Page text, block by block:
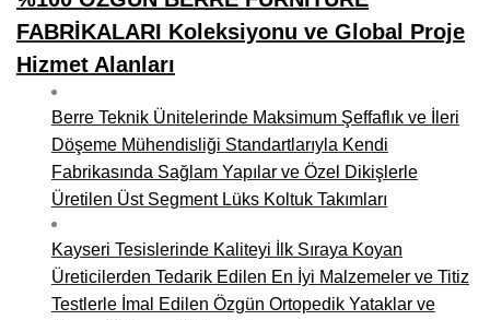
FABRİKALARI Koleksiyonu ve Global Proje
Hizmet Alanları
Berre Teknik Ünitelerinde Maksimum Şeffaflık ve İleri
Döşeme Mühendisliği Standartlarıyla Kendi
Fabrikasında Sağlam Yapılar ve Özel Dikişlerle
Üretilen Üst Segment Lüks Koltuk Takımları
Kayseri Tesislerinde Kaliteyi İlk Sıraya Koyan
Üreticilerden Tedarik Edilen En İyi Malzemeler ve Titiz
Testlerle İmal Edilen Özgün Ortopedik Yataklar ve